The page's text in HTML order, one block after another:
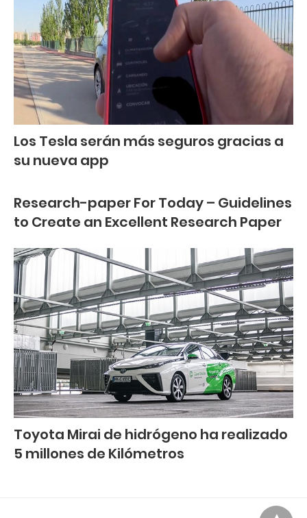
Los Tesla serán más seguros gracias a
su nueva app
Research-paper For Today – Guidelines
to Create an Excellent Research Paper
Toyota Mirai de hidrógeno ha realizado
5 millones de Kilómetros